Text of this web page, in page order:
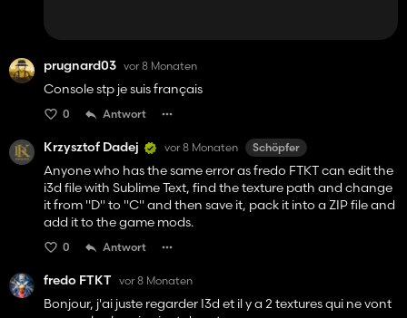
prugnard03 vor 8 Monaten
Console stp je suis français
0 Antwort
Krzysztof Dadej vor 8 Monaten Schöpfer
Anyone who has the same error as fredo FTKT can edit the
i3d file with Sublime Text, find the texture path and change
it from "D" to "C" and then save it, pack it into a ZIP file and
add it to the game mods.
0 Antwort
fredo FTKT vor 8 Monaten
Bonjour, j'ai juste regarder I3d et il y a 2 textures qui ne vont